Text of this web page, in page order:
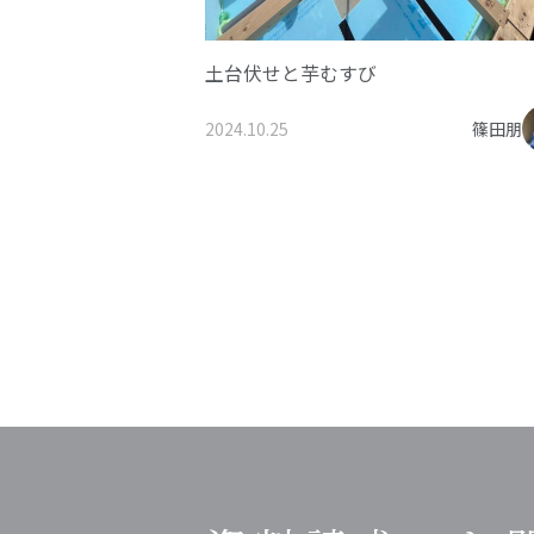
土台伏せと芋むすび
2024.10.25 篠田朋